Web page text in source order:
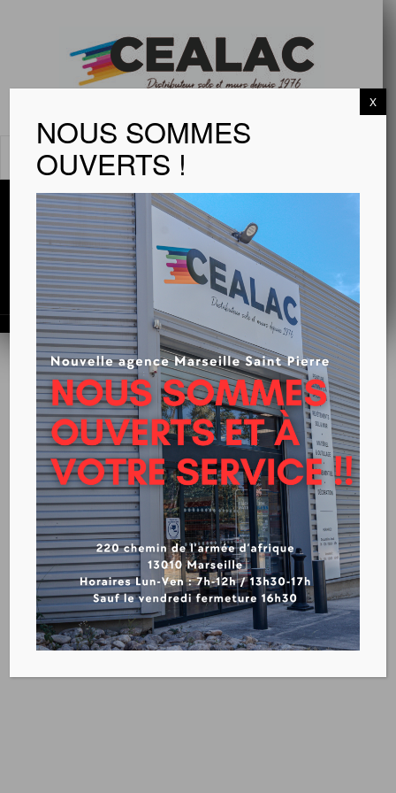
MENU
Peintures métaux et
bardages
NOUS SOMMES
OUVERTS !
X